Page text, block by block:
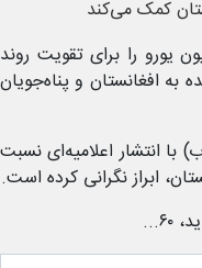
اعلام کرده است که ۶۱ میلیون یورو را برای تقویت روند
به افغانستان و پناه‌جویان
روز گذشته (سه‌شنبه، ۱۶ عقرب) با انتشار اعلامیه‌ای نسبت
ابراز نگرانی کرده است.